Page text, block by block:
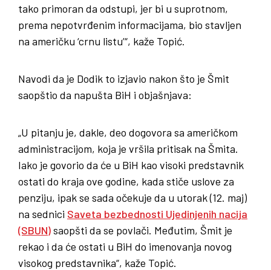
tako primoran da odstupi, jer bi u suprotnom,
prema nepotvrđenim informacijama, bio stavljen
na američku ‘crnu listu’“, kaže Topić.
Navodi da je Dodik to izjavio nakon što je Šmit
saopštio da napušta BiH i objašnjava:
„U pitanju je, dakle, deo dogovora sa američkom
administracijom, koja je vršila pritisak na Šmita.
Iako je govorio da će u BiH kao visoki predstavnik
ostati do kraja ove godine, kada stiče uslove za
penziju, ipak se sada očekuje da u utorak (12. maj)
na sednici Saveta bezbednosti Ujedinjenih nacija
(SBUN)saopšti da se povlači. Međutim, Šmit je
rekao i da će ostati u BiH do imenovanja novog
visokog predstavnika“, kaže Topić.